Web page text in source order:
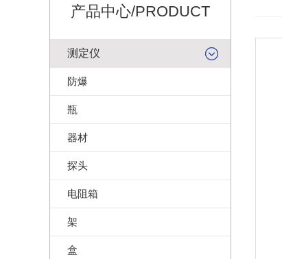
产品中心/PRODUCT
测定仪
防爆
瓶
器材
探头
电阻箱
架
盒